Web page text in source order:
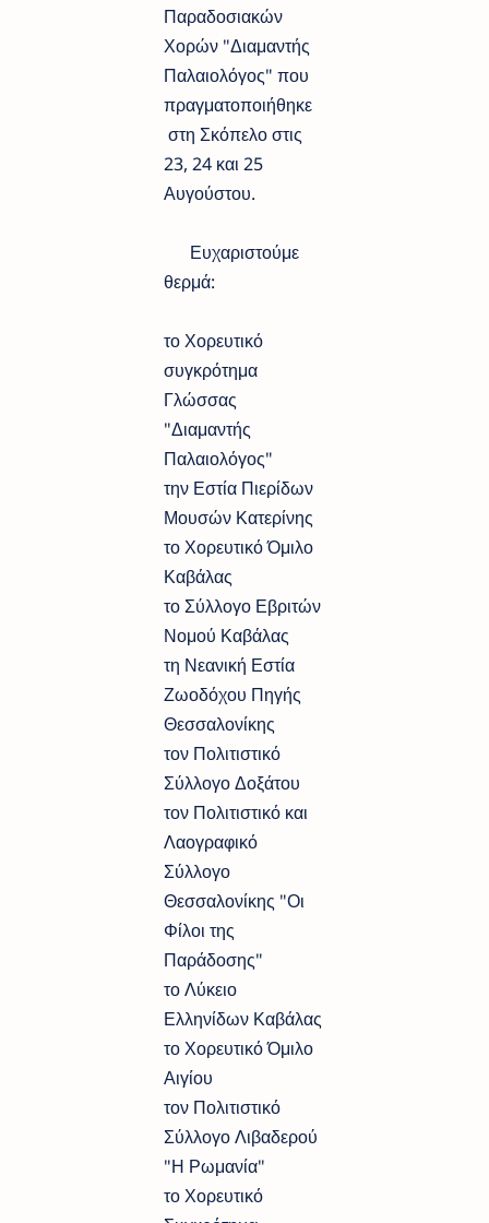
Παραδοσιακών
Χορών "Διαμαντής
Παλαιολόγος" που
πραγματοποιήθηκε
στη Σκόπελο στις
23, 24 και 25
Αυγούστου.
Ευχαριστούμε
θερμά:
το Χορευτικό
συγκρότημα
Γλώσσας
"Διαμαντής
Παλαιολόγος"
την Εστία Πιερίδων
Μουσών Κατερίνης
το Χορευτικό Όμιλο
Καβάλας
το Σύλλογο Εβριτών
Νομού Καβάλας
τη Νεανική Εστία
Ζωοδόχου Πηγής
Θεσσαλονίκης
τον Πολιτιστικό
Σύλλογο Δοξάτου
τον Πολιτιστικό και
Λαογραφικό
Σύλλογο
Θεσσαλονίκης "Οι
Φίλοι της
Παράδοσης"
το Λύκειο
Ελληνίδων Καβάλας
το Χορευτικό Όμιλο
Αιγίου
τον Πολιτιστικό
Σύλλογο Λιβαδερού
"Η Ρωμανία"
το Χορευτικό